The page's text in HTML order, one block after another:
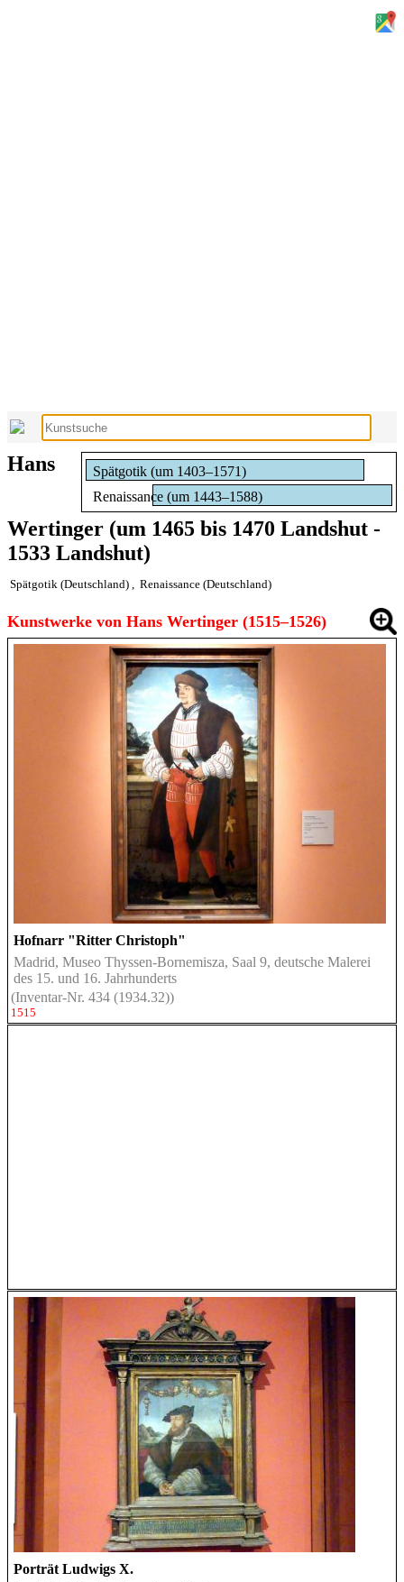
Spätgotik (um 1403–1571)
Renaissance (um 1443–1588)
Hans
Wertinger (um 1465 bis 1470 Landshut -
1533 Landshut)
Spätgotik (Deutschland) , Renaissance (Deutschland)
Kunstwerke von Hans Wertinger (1515–1526)
Hofnarr "Ritter Christoph"
Madrid, Museo Thyssen-Bornemisza, Saal 9, deutsche Malerei
des 15. und 16. Jahrhunderts
(Inventar-Nr. 434 (1934.32))
1515
Porträt Ludwigs X.